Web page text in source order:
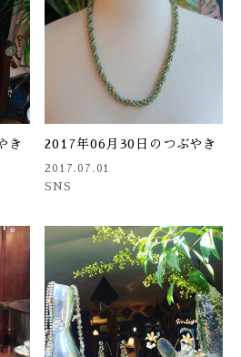
き 2017年06月30日のつぶやき
2017.07.01
SNS